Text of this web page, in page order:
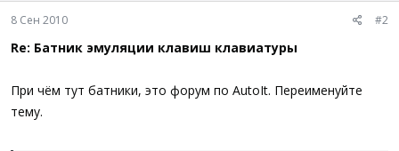
8 Сен 2010 #2
Re: Батник эмуляции клавиш клавиатуры
При чём тут батники, это форум по AutoIt. Переименуйте
тему.